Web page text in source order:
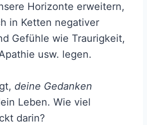
Horizonte erweitern,
in Ketten negativer
Gefühle wie Traurigkeit,
usw. legen.
deine Gedanken
Leben. Wie viel
darin?